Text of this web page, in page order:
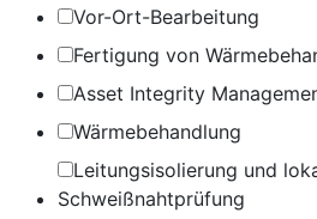
Vor-Ort-Bearbeitung
Fertigung von
Asset Integrity
Wärmebehandlung
Leitungsisolierung und
Schweißnahtprüfung